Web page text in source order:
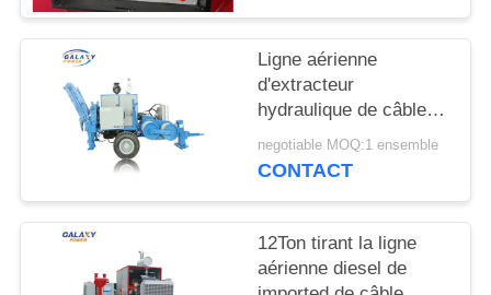
Ligne aérienne
d'extracteur
hydraulique de câble
de 280KN ADSS
ficelant l'équipement
negotiable MOQ:1 ensemble
CONTACT
12Ton tirant la ligne
aérienne diesel de